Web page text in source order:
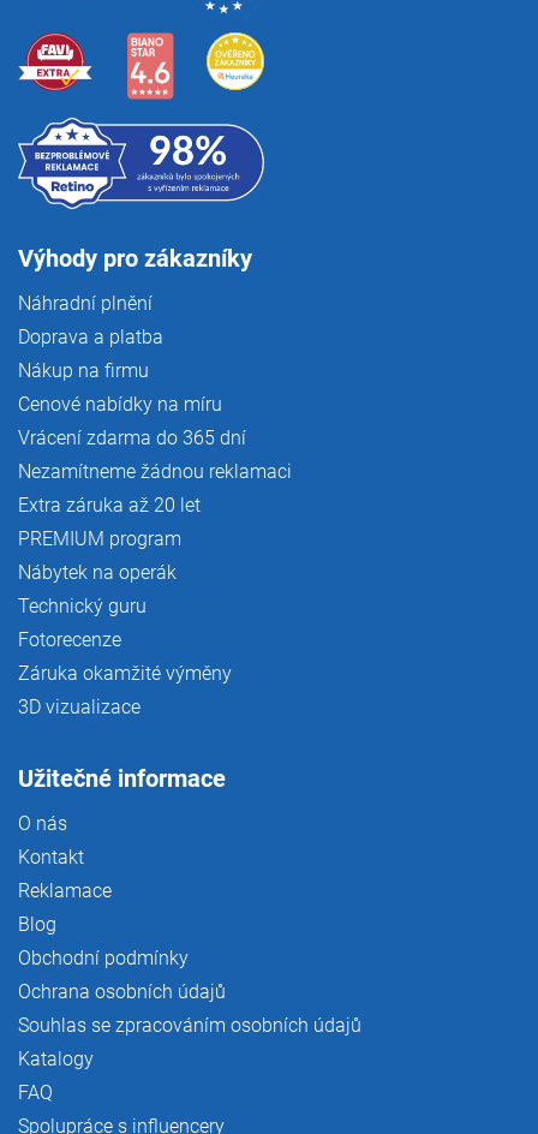
Výhody pro zákazníky
Náhradní plnění
Doprava a platba
Nákup na firmu
Cenové nabídky na míru
Vrácení zdarma do 365 dní
Nezamítneme žádnou reklamaci
Extra záruka až 20 let
PREMIUM program
Nábytek na operák
Technický guru
Fotorecenze
Záruka okamžité výměny
3D vizualizace
Užitečné informace
O nás
Kontakt
Reklamace
Blog
Obchodní podmínky
Ochrana osobních údajů
Souhlas se zpracováním osobních údajů
Katalogy
FAQ
Spolupráce s influencery